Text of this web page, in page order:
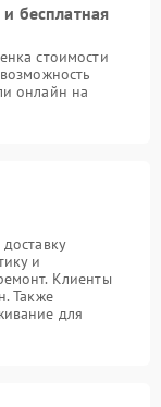
бесплатная
стоимости
онлайн на
и
Клиенты
Также
для